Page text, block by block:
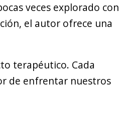
veces explorado con
el autor ofrece una
terapéutico. Cada
de enfrentar nuestros